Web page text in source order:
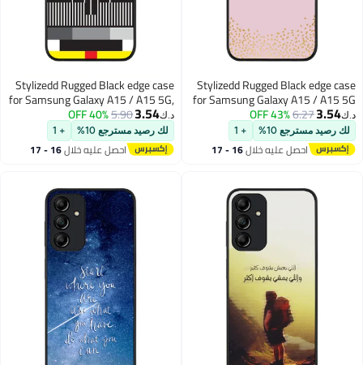
Stylizedd Rugged Black edge case
for Samsung Galaxy A15 / A15 5G
Case Cover- Custom Monogram
Initial Letter Floral Pattern
Alphabet-N (Pink )
د.ك‏3.54
6.27
43% OFF
لك رصيد مسترجع 10% + 1
احصل عليه خلال 16 - 17
Stylizedd Rugged Black edge case
for Samsung Galaxy A15 / A15 5G,
Slim fit Soft Case Flexible Anti Drop
TPU Gel Thin Cover- No Signal TV
د.ك‏3.54
5.90
40% OFF
لك رصيد مسترجع 10% + 1
احصل عليه خلال 16 - 17